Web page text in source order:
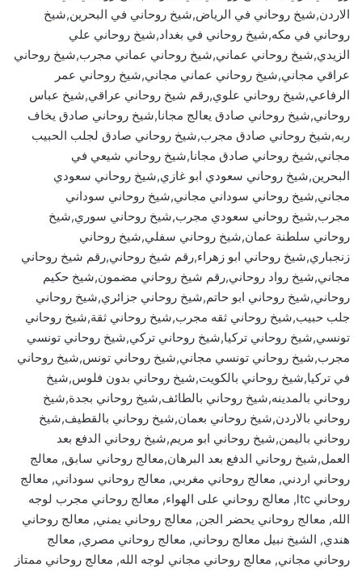
الاردن,شيخ روحاني في الرياض,شيخ روحاني في البحرين,شيخ
روحاني في مكه,شيخ روحاني في بغداد,شيخ روحاني علي
الزيدي,شيخ روحاني عماني,شيخ روحاني عماني مجرب,شيخ روحاني
عراقي مجاني,شيخ روحاني عماني مجاني,شيخ روحاني عمر
الرفاعي,شيخ روحاني علوي,رقم شيخ روحاني عراقي,شيخ عباس
روحاني,شيخ روحاني صادق يعالج مجانا,شيخ روحاني صادق يخاف
ربه,شيخ روحاني صادق مجرب,شيخ روحاني صادق لجلب الحبيب
مجاني,شيخ روحاني صادق مجانا,شيخ روحاني شيعي في
البحرين,شيخ روحاني سعودي ابو غازي,شيخ روحاني سعودي
مجاني,شيخ روحاني سوداني مجاني,شيخ روحاني سوداني
مجرب,شيخ روحاني سعودي مجرب,شيخ روحاني سوري,شيخ
روحاني سلطنة عمان,شيخ روحاني سفلي,شيخ روحاني
زنجباري,شيخ روحاني ابو زهراء,رقم شيخ روحاني,رقم شيخ روحاني
مجاني,شيخ رواد روحاني,رقم شيخ روحاني مضمون,شيخ حكيم
روحاني,شيخ روحاني ابو حاتم,شيخ روحاني جزائري,شيخ روحاني
جلب حبيب,شيخ روحاني ثقه مجرب,شيخ روحاني ثقة,شيخ روحاني
تونسي,شيخ روحاني تركيا,شيخ روحاني تركي,شيخ روحاني تونسي
مجرب,شيخ روحاني تونسي مجاني,شيخ روحاني تونس,شيخ روحاني
في تركيا,شيخ روحاني بالكويت,شيخ روحاني بدون فلوس,شيخ
روحاني بالمدينه,شيخ روحاني بالطائف,شيخ روحاني بجدة,شيخ
روحاني بالاردن,شيخ روحاني بعمان,شيخ روحاني بالقطيف,شيخ
روحاني باليمن,شيخ روحاني ابو مريم,شيخ روحاني الدفع بعد
العمل,شيخ روحاني الدفع بعد البرهان,معالج روحاني سابق, معالج
روحاني اردني, معالج روحاني مغربي, معالج روحاني سوداني, معالج
روحاني ltc, معالج روحاني على الهواء, معالج روحاني مجرب لوجه
الله, معالج روحاني يحضر الجن, معالج روحاني يمني, معالج روحاني
هندي, الشيخ نبيل معالج روحاني, معالج روحاني مصري, معالج
روحاني مجاني, معالج روحاني مجاني لوجه الله, معالج روحاني ممتاز